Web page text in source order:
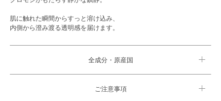
肌に触れた瞬間からすっと溶け込み、
内側から澄み渡る透明感を届けます。
全成分・原産国
ご注意事項